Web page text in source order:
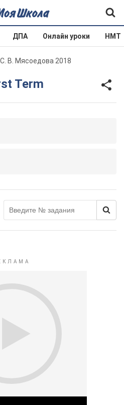
ДПА Онлайн уроки НМТ
В. Мясоедова 2018
Term